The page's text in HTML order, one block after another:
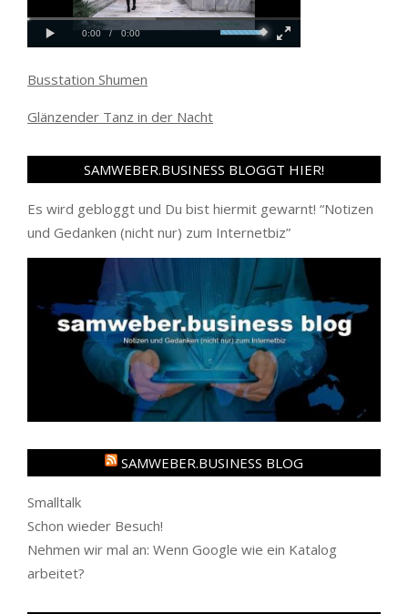
Busstation Shumen
Glänzender Tanz in der Nacht
SAMWEBER.BUSINESS BLOGGT HIER!
Es wird gebloggt und Du bist hiermit gewarnt! “Notizen
und Gedanken (nicht nur) zum Internetbiz”
SAMWEBER.BUSINESS BLOG
Smalltalk
Schon wieder Besuch!
Nehmen wir mal an: Wenn Google wie ein Katalog
arbeitet?